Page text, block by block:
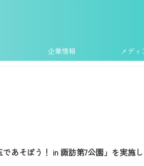
企業情報 メデ
あそぼう！ in 諏訪第7公園」を実施し